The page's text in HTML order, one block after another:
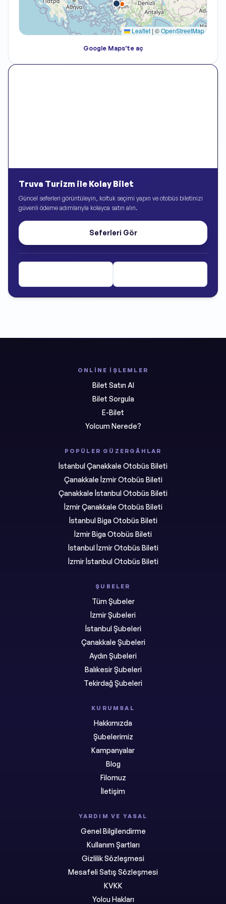
Leaflet | ©OpenStreetMap
Google Maps'te aç
Truva Turizm ile Kolay Bilet
Güncel seferleri görüntüleyin, koltuk seçimi yapın ve otobüs biletinizi
güvenli ödeme adımlarıyla kolayca satın alın.
Seferleri Gör
ONLINE İŞLEMLER
Bilet Satın Al
Bilet Sorgula
E-Bilet
Yolcum Nerede?
POPÜLER GÜZERGÂHLAR
İstanbul Çanakkale Otobüs Bileti
Çanakkale İzmir Otobüs Bileti
Çanakkale İstanbul Otobüs Bileti
İzmir Çanakkale Otobüs Bileti
İstanbul Biga Otobüs Bileti
İzmir Biga Otobüs Bileti
İstanbul İzmir Otobüs Bileti
İzmir İstanbul Otobüs Bileti
ŞUBELER
Tüm Şubeler
İzmir Şubeleri
İstanbul Şubeleri
Çanakkale Şubeleri
Aydın Şubeleri
Balıkesir Şubeleri
Tekirdağ Şubeleri
KURUMSAL
Hakkımızda
Şubelerimiz
Kampanyalar
Blog
Filomuz
İletişim
YARDIM VE YASAL
Genel Bilgilendirme
Kullanım Şartları
Gizlilik Sözleşmesi
Mesafeli Satış Sözleşmesi
KVKK
Yolcu Hakları